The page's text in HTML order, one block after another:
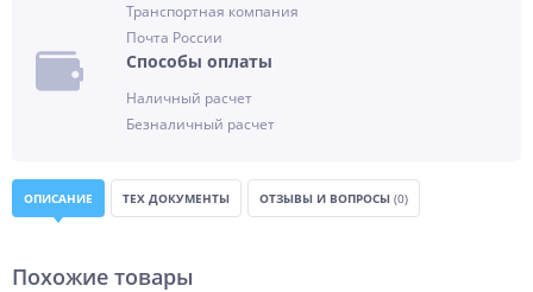
Транспортная компания
Почта России
Способы оплаты
Наличный расчет
Безналичный расчет
ОПИСАНИЕ ТЕХ ДОКУМЕНТЫ ОТЗЫВЫ И ВОПРОСЫ (0)
Похожие товары